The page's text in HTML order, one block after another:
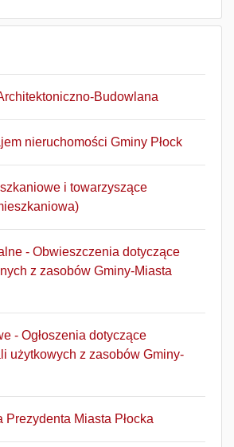
Budowlana
nieruchomości Gminy Płock
i towarzyszące
- Obwieszczenia dotyczące
z zasobów Gminy-Miasta
- Ogłoszenia dotyczące
użytkowych z zasobów Gminy-
Miasta Płocka